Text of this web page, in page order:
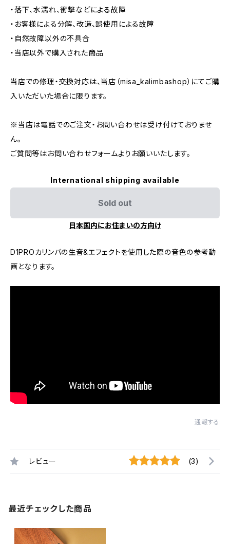
・落下、水濡れ、衝撃などによる故障
・お客様による分解、改造、誤使用による故障
・自然故障以外の不具合
・当店以外で購入された商品
当店での修理・交換対応は、当店（misa_kalimbashop）にてご購
入いただいた場合に限ります。
※当店は電話でのご注文・お問い合わせは受け付けておりませ
ん。
ご質問等はお問い合わせフォームよりお願いいたします。
International shipping available
Sold out
日本国内にお住まいの方向け
D1PROカリンバの生音&エフェクトを使用した際の音色の参考動
画となります。
通報する
レビュー (3)
最近チェックした商品